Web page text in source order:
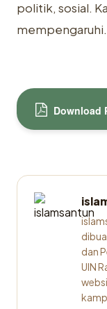
politik, sosial.
mempengaruhi.
Download
dan
UIN